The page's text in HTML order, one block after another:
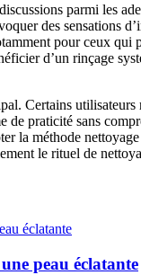
parmi les
des sensations
pour ceux
d’un rinçage
Certains
de praticité sans
la méthode
le rituel de
peau éclatante